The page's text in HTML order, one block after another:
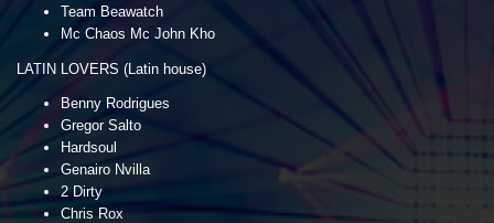
Team Beawatch
Mc Chaos Mc John Kho
LATIN LOVERS (Latin house)
Benny Rodrigues
Gregor Salto
Hardsoul
Genairo Nvilla
2 Dirty
Chris Rox